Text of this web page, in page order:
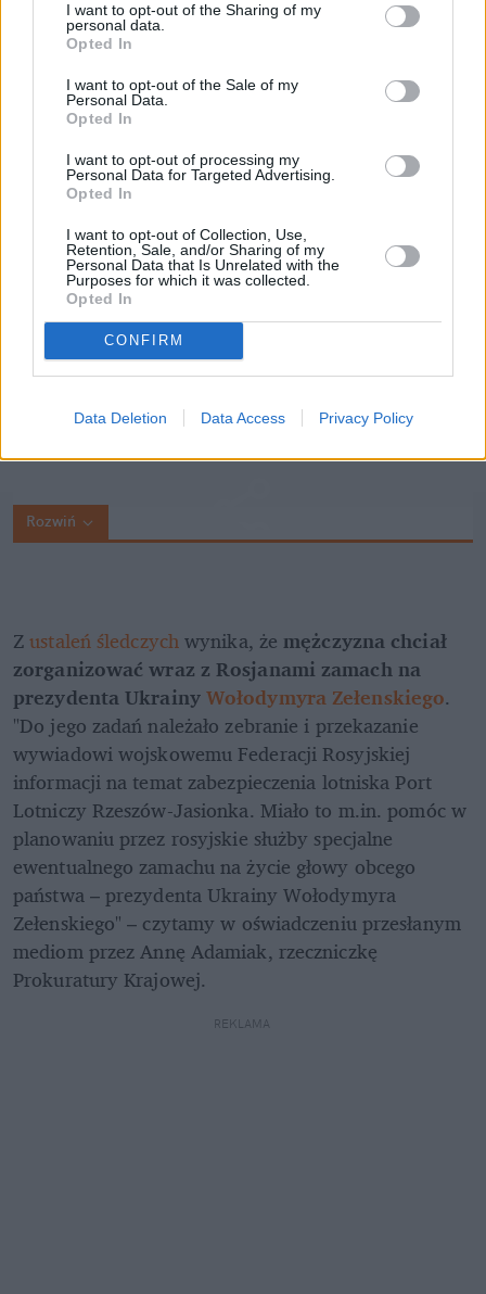
I want to opt-out of the Sharing of my
personal data.
Opted In
I want to opt-out of the Sale of my
Personal Data.
Opted In
I want to opt-out of processing my
Personal Data for Targeted Advertising.
Opted In
I want to opt-out of Collection, Use,
Retention, Sale, and/or Sharing of my
Personal Data that Is Unrelated with the
Purposes for which it was collected.
Opted In
CONFIRM
Data Deletion Data Access Privacy Policy
Pomagał Rosjanom przygotować
zamach na Zełenskiego
To jednak nie wszystko. Jak
połowie kwietnia Prokuratura Krajowa
poinformowała o zatrzymaniu Polaka Pawła K
gotowości do działania na rzecz wywiadu
Federacji Rosyjskiej".
Rozwiń
Z ustaleń śledczych wynika, że mężczyzna chciał
zorganizować wraz z Rosjanami zamach na
prezydenta Ukrainy Wołodymyra Zełenskiego.
"Do jego zadań należało zebranie i przekazanie
wywiadowi wojskowemu Federacji Rosyjskiej
informacji na temat zabezpieczenia lotniska Port
Lotniczy Rzeszów-Jasionka. Miało to m.in. pomóc w
planowaniu przez rosyjskie służby specjalne
ewentualnego zamachu na życie głowy obcego
państwa – prezydenta Ukrainy Wołodymyra
Zełenskiego" – czytamy w oświadczeniu przesłanym
mediom przez Annę Adamiak, rzeczniczkę
Prokuratury Krajowej.
REKLAMA